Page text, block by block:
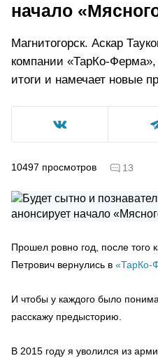
начало
Магнитогорск. Аскар
компании «ТарКо-
итоги и намечает новые
10497 просмотров 13
Прошел ровно год, после того
Петрович вернулись в «ТарКо-
И чтобы у каждого было
расскажу предысторию.
В 2015 году я уволился из